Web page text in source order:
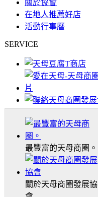
關於協會
在地人推薦好店
活動行事曆
SERVICE
最豐富的天母商圈。
關於天母商圈發展協